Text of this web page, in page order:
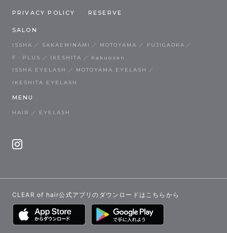
PRIVACY POLICY RESERVE
SALON
ISSHA SAKAEMINAMI MOTOYAMA
FUJIGAOKA
F・PLUS
IKESHITA
Kakuozan
ISSHA EYELASH
MOTOYAMA EYELASH
IKESHITA EYELASH
MENU
HAIR EYELASH
CLEAR of hair公式アプリのダウンロードはこちらから